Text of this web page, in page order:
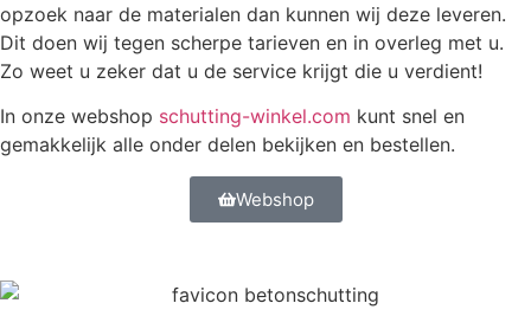
opzoek naar de materialen dan kunnen wij deze leveren.
Dit doen wij tegen scherpe tarieven en in overleg met u.
Zo weet u zeker dat u de service krijgt die u verdient!
In onze webshop schutting-winkel.com kunt snel en
gemakkelijk alle onder delen bekijken en bestellen.
Webshop